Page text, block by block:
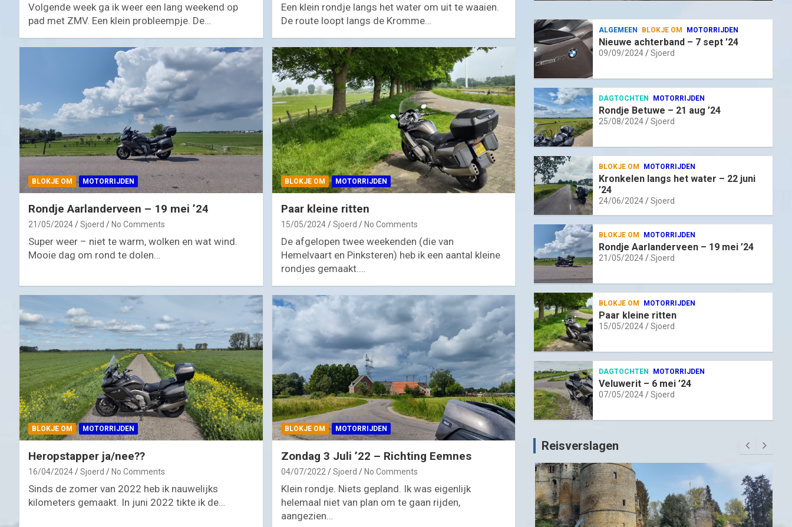
Volgende week ga ik weer een lang weekend op
pad met ZMV. Een klein probleempje. De…
Een klein rondje langs het water om uit te waaien.
De route loopt langs de Kromme…
BLOKJE OM MOTORRIJDEN
Rondje Aarlanderveen – 19 mei ’24
21/05/2024 Sjoerd No Comments
Super weer – niet te warm, wolken en wat wind.
Mooie dag om rond te dolen…
BLOKJE OM MOTORRIJDEN
Paar kleine ritten
15/05/2024 Sjoerd No Comments
De afgelopen twee weekenden (die van
Hemelvaart en Pinksteren) heb ik een aantal kleine
rondjes gemaakt.…
BLOKJE OM MOTORRIJDEN
Heropstapper ja/nee??
16/04/2024 Sjoerd No Comments
Sinds de zomer van 2022 heb ik nauwelijks
kilometers gemaakt. In juni 2022 tikte ik de…
BLOKJE OM MOTORRIJDEN
Zondag 3 Juli ’22 – Richting Eemnes
04/07/2022 Sjoerd No Comments
Klein rondje. Niets gepland. Ik was eigenlijk
helemaal niet van plan om te gaan rijden,
aangezien…
ALGEMEEN BLOKJE OM MOTORRIJDEN
Nieuwe achterband – 7 sept ’24
09/09/2024 Sjoerd
DAGTOCHTEN MOTORRIJDEN
Rondje Betuwe – 21 aug ’24
25/08/2024 Sjoerd
BLOKJE OM MOTORRIJDEN
Kronkelen langs het water – 22 juni
’24
24/06/2024 Sjoerd
BLOKJE OM MOTORRIJDEN
Rondje Aarlanderveen – 19 mei ’24
21/05/2024 Sjoerd
BLOKJE OM MOTORRIJDEN
Paar kleine ritten
15/05/2024 Sjoerd
DAGTOCHTEN MOTORRIJDEN
Veluwerit – 6 mei ’24
07/05/2024 Sjoerd
Reisverslagen